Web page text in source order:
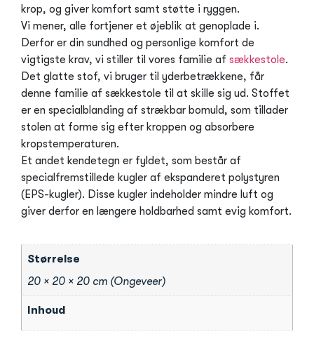
krop, og giver komfort samt støtte i ryggen.
Vi mener, alle fortjener et øjeblik at genoplade i.
Derfor er din sundhed og personlige komfort de
vigtigste krav, vi stiller til vores familie af sækkestole.
Det glatte stof, vi bruger til yderbetrækkene, får
denne familie af sækkestole til at skille sig ud. Stoffet
er en specialblanding af strækbar bomuld, som tillader
stolen at forme sig efter kroppen og absorbere
kropstemperaturen.
Et andet kendetegn er fyldet, som består af
specialfremstillede kugler af ekspanderet polystyren
(EPS-kugler). Disse kugler indeholder mindre luft og
giver derfor en længere holdbarhed samt evig komfort.
Størrelse
20 × 20 × 20 cm (Ongeveer)
Inhoud